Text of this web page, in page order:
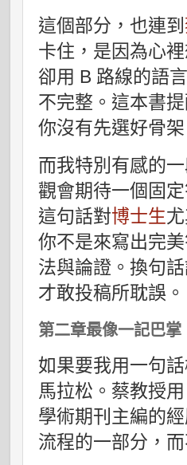
這個部分，也連到
卡住，是因為心
卻用 B 路線的語
不完整。這本書
你沒有先選好骨
而我特別有感的
觀會期待一個固
這句話對博士生
你不是來寫出完
法與論證。換句
才敢投稿所耽誤。
第二章最像一記巴
如果要我用一句
馬拉松。蔡教授
學術期刊主編的
流程的一部分，